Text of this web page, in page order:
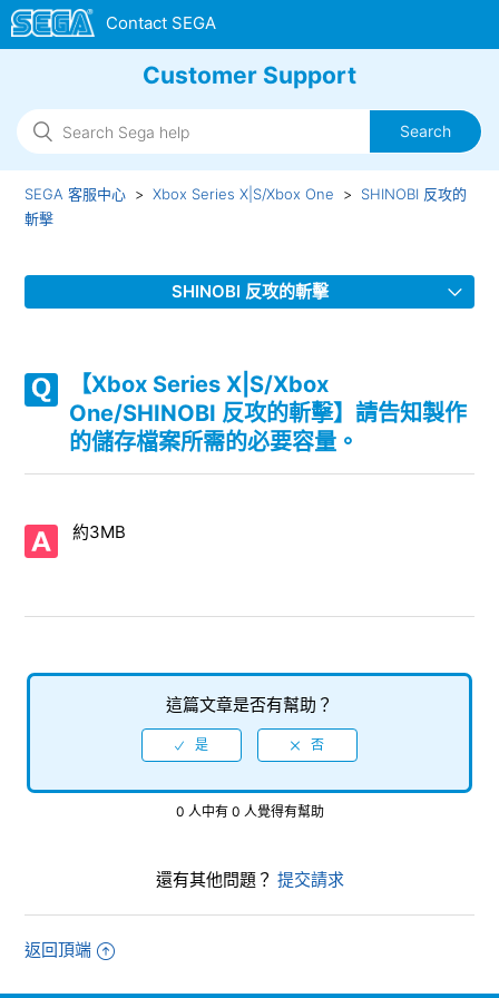
Customer Support
SEGA 客服中心 Xbox Series X|S/Xbox One
SHINOBI 反攻的
斬擊
SHINOBI 反攻的斬擊
語言（語音）設定呢？
【Xbox Series X|S/Xbox One/SHINOBI 反攻的斬擊】支援哪
些音訊輸出格式？
（fps）是多少？
【Xbox Series X|S/Xbox One/SHINOBI 反攻的斬擊】DLC可
以在Xbox Series X|S與 Xbox One之間共享嗎，還是需要單獨
購買？
（資料互通性、傳輸等）？
【Xbox Series X|S/Xbox One/SHINOBI 反攻的斬擊】軟體本
身的容量為何？
【Xbox Series X|S/Xbox
One/SHINOBI 反攻的斬擊】請告知製作
的儲存檔案所需的必要容量。
約3MB
這篇文章是否有幫助？
0 人中有 0 人覺得有幫助
還有其他問題？ 提交請求
返回頂端